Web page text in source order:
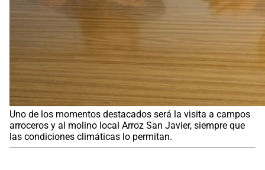
Uno de los momentos destacados será la visita a campos
arroceros y al molino local Arroz San Javier, siempre que
las condiciones climáticas lo permitan.